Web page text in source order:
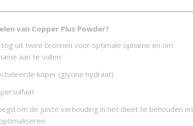
van Copper Plus Powder?
uit twee bronnen voor optimale opname en om
aan te vullen:
koper (glycine hydraat)
om de juiste verhouding in het dieet te behouden en